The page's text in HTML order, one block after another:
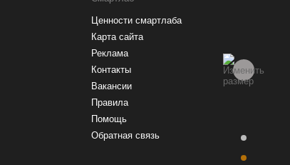
Ценности смартлаба
Карта сайта
Реклама
Контакты
Вакансии
Правила
Помощь
Обратная связь